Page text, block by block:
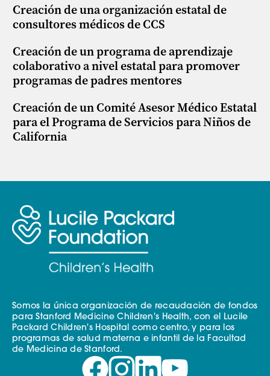
Creación de una organización estatal de
consultores médicos de CCS
Creación de un programa de aprendizaje
colaborativo a nivel estatal para promover
programas de padres mentores
Creación de un Comité Asesor Médico Estatal
para el Programa de Servicios para Niños de
California
Somos la única organización de recaudación de fondos
para Stanford Medicine Children's Health, con el Lucile
Packard Children's Hospital como centro, y para los
programas de salud materna e infantil de la Facultad
de Medicina de Stanford.